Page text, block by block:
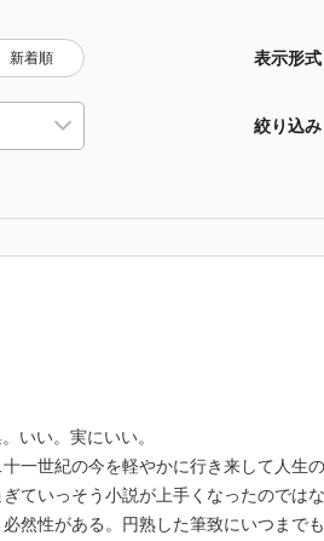
新着順 表示形式
絞り込み
いい。実にいい。
一世紀の今を軽やかに行き来して人生
ていっそう小説が上手くなったのでは
然性がある。円熟した筆致にいつまで